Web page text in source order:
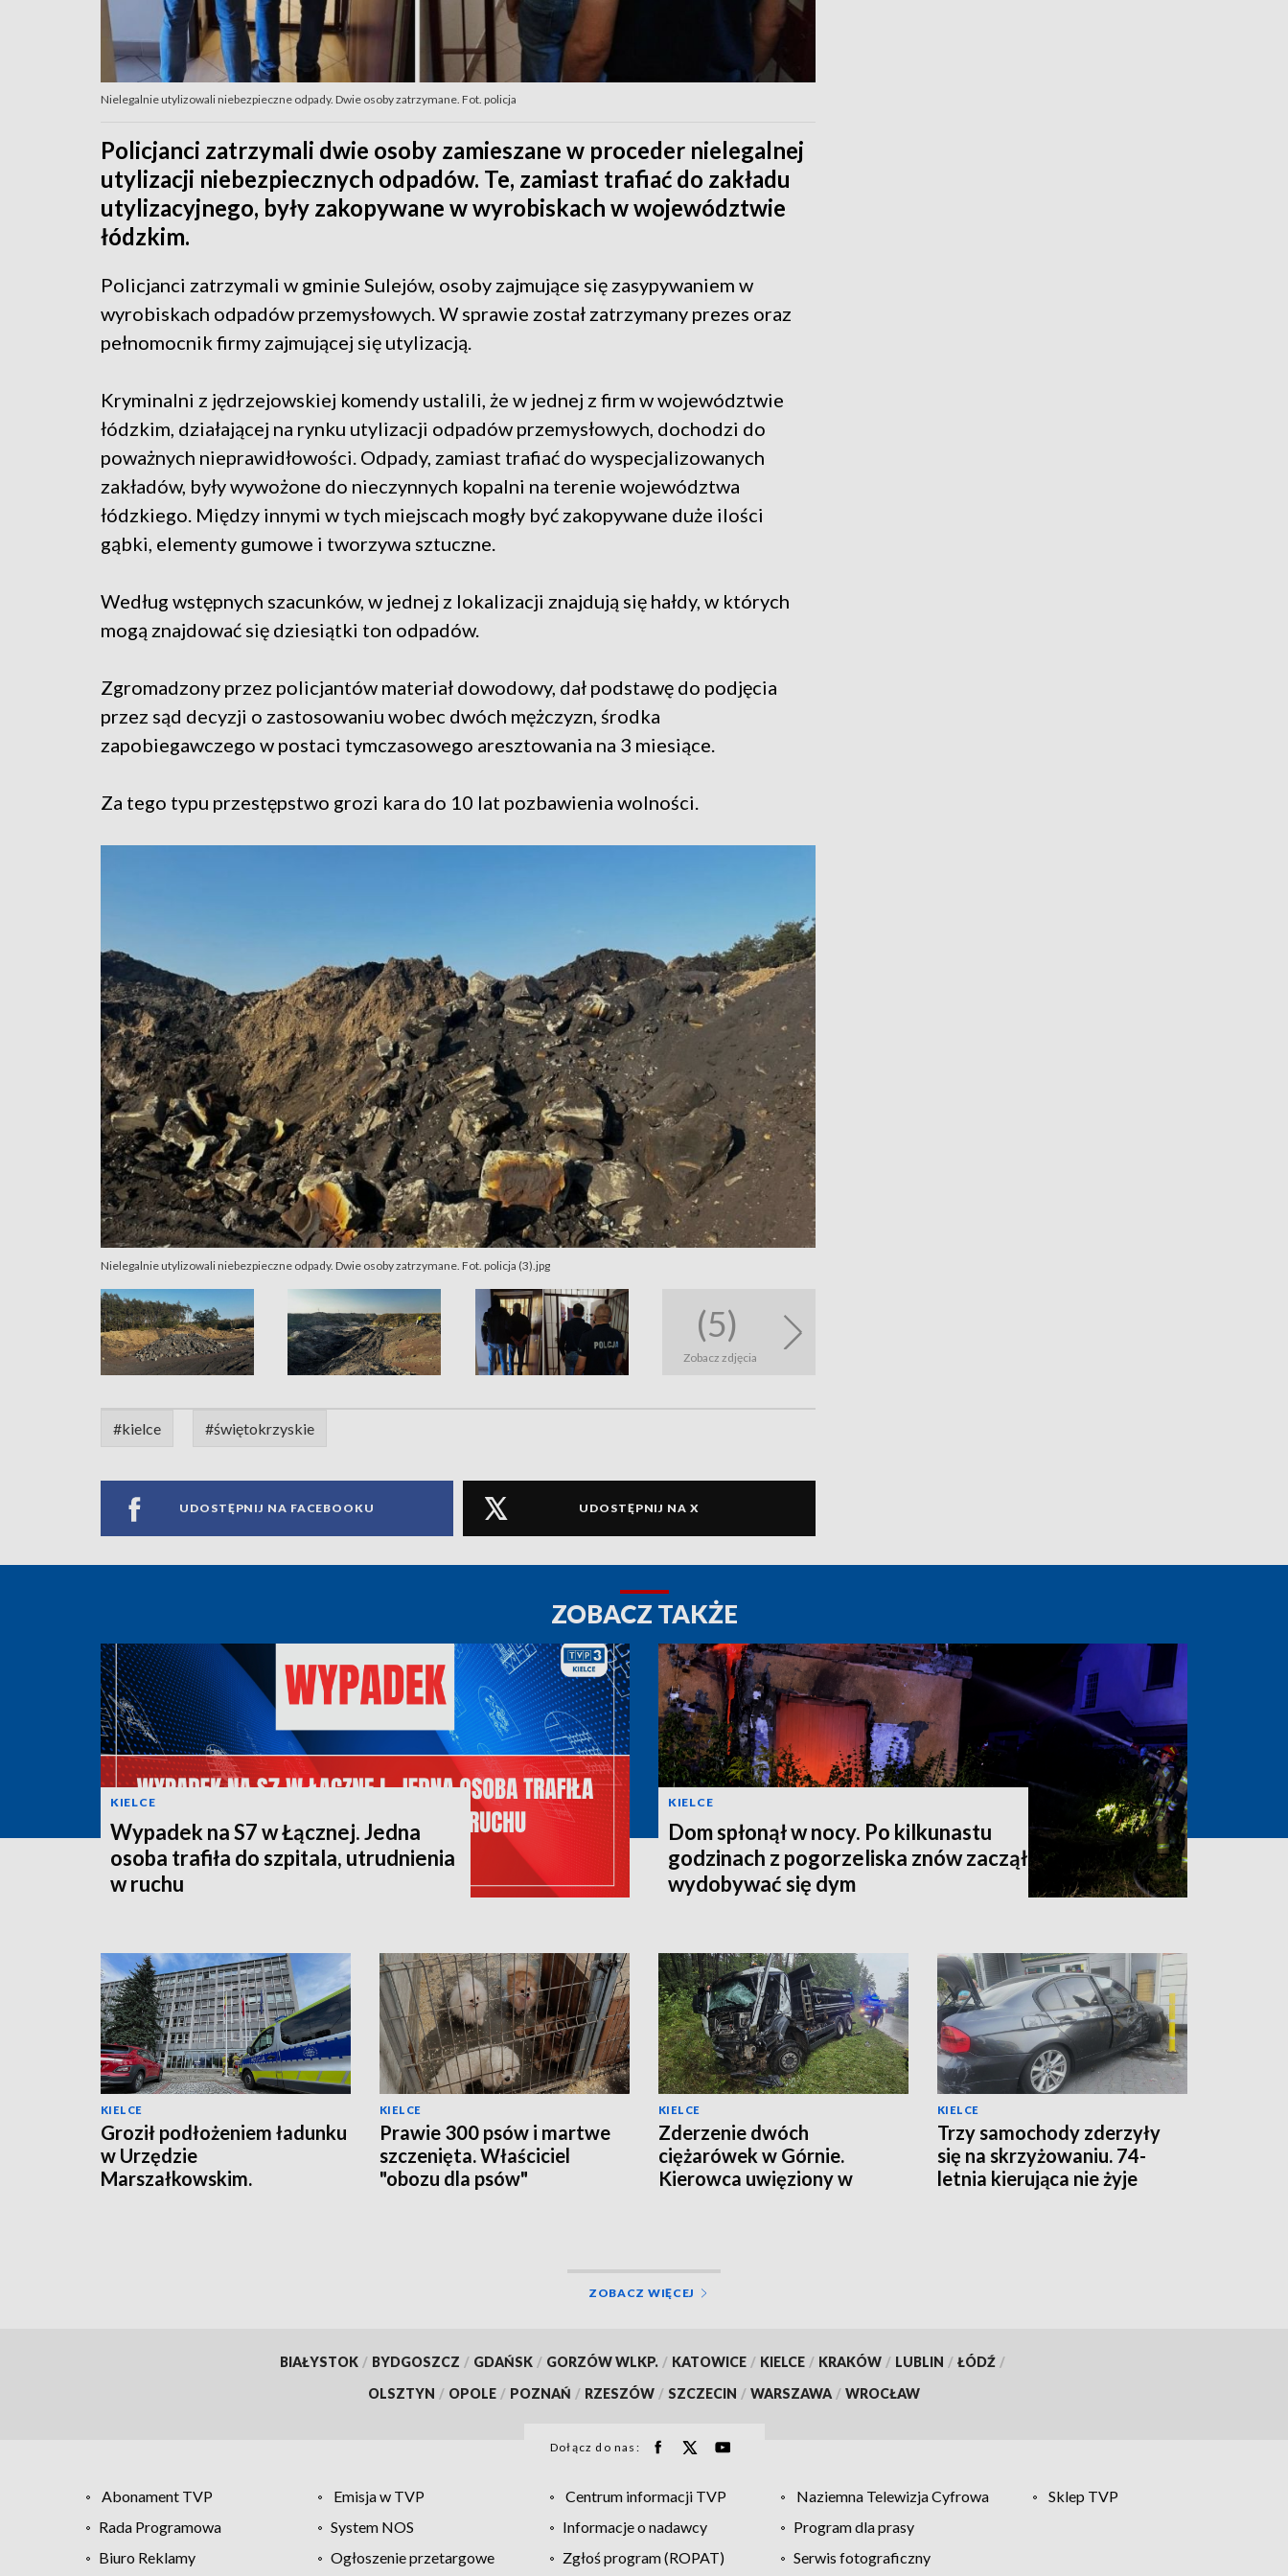
Nielegalnie utylizowali niebezpieczne odpady. Dwie osoby zatrzymane. Fot. policja
Policjanci zatrzymali dwie osoby zamieszane w proceder nielegalnej
utylizacji niebezpiecznych odpadów. Te, zamiast trafiać do zakładu
utylizacyjnego, były zakopywane w wyrobiskach w województwie
łódzkim.
Policjanci zatrzymali w gminie Sulejów, osoby zajmujące się zasypywaniem w
wyrobiskach odpadów przemysłowych. W sprawie został zatrzymany prezes oraz
pełnomocnik firmy zajmującej się utylizacją.
Kryminalni z jędrzejowskiej komendy ustalili, że w jednej z firm w województwie
łódzkim, działającej na rynku utylizacji odpadów przemysłowych, dochodzi do
poważnych nieprawidłowości. Odpady, zamiast trafiać do wyspecjalizowanych
zakładów, były wywożone do nieczynnych kopalni na terenie województwa
łódzkiego. Między innymi w tych miejscach mogły być zakopywane duże ilości
gąbki, elementy gumowe i tworzywa sztuczne.
Według wstępnych szacunków, w jednej z lokalizacji znajdują się hałdy, w których
mogą znajdować się dziesiątki ton odpadów.
Zgromadzony przez policjantów materiał dowodowy, dał podstawę do podjęcia
przez sąd decyzji o zastosowaniu wobec dwóch mężczyzn, środka
zapobiegawczego w postaci tymczasowego aresztowania na 3 miesiące.
Za tego typu przestępstwo grozi kara do 10 lat pozbawienia wolności.
Nielegalnie utylizowali niebezpieczne odpady. Dwie osoby zatrzymane. Fot. policja (3).jpg
(5)
Zobacz zdjęcia
#kielce #świętokrzyskie
UDOSTĘPNIJ NA FACEBOOKU UDOSTĘPNIJ NA X
ZOBACZ TAKŻE
KIELCE
Wypadek na S7 w Łącznej. Jedna
osoba trafiła do szpitala, utrudnienia
w ruchu
KIELCE
Dom spłonął w nocy. Po kilkunastu
godzinach z pogorzeliska znów zaczął
wydobywać się dym
KIELCE
Groził podłożeniem ładunku
w Urzędzie
Marszałkowskim.
KIELCE
Prawie 300 psów i martwe
szczenięta. Właściciel
"obozu dla psów"
KIELCE
Zderzenie dwóch
ciężarówek w Górnie.
Kierowca uwięziony w
KIELCE
Trzy samochody zderzyły
się na skrzyżowaniu. 74-
letnia kierująca nie żyje
ZOBACZ WIĘCEJ
BIAŁYSTOK / BYDGOSZCZ / GDAŃSK / GORZÓW WLKP. / KATOWICE / KIELCE / KRAKÓW / LUBLIN / ŁÓDŹ /
OLSZTYN / OPOLE / POZNAŃ / RZESZÓW / SZCZECIN / WARSZAWA / WROCŁAW
Dołącz do nas:
Abonament TVP Emisja w TVP Centrum informacji TVP Naziemna Telewizja Cyfrowa
Sklep TVP
Rada Programowa
System NOS Informacje o nadawcy
Program dla prasy
Biuro Reklamy
Ogłoszenie przetargowe Zgłoś program (ROPAT) Serwis fotograficzny